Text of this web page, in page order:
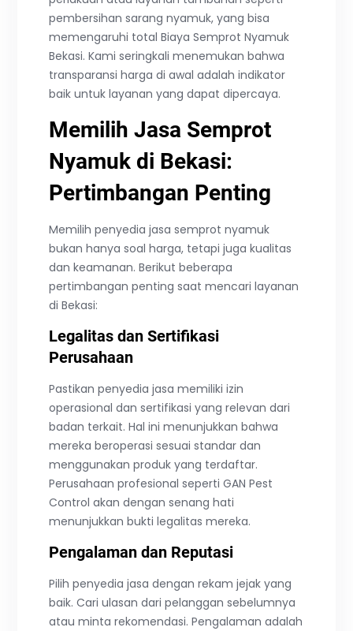
pembersihan sarang nyamuk, yang bisa
memengaruhi total Biaya Semprot Nyamuk
Bekasi. Kami seringkali menemukan bahwa
transparansi harga di awal adalah indikator
baik untuk layanan yang dapat dipercaya.
Memilih Jasa Semprot
Nyamuk di Bekasi:
Pertimbangan Penting
Memilih penyedia jasa semprot nyamuk
bukan hanya soal harga, tetapi juga kualitas
dan keamanan. Berikut beberapa
pertimbangan penting saat mencari layanan
di Bekasi:
Legalitas dan Sertifikasi
Perusahaan
Pastikan penyedia jasa memiliki izin
operasional dan sertifikasi yang relevan dari
badan terkait. Hal ini menunjukkan bahwa
mereka beroperasi sesuai standar dan
menggunakan produk yang terdaftar.
Perusahaan profesional seperti GAN Pest
Control akan dengan senang hati
menunjukkan bukti legalitas mereka.
Pengalaman dan Reputasi
Pilih penyedia jasa dengan rekam jejak yang
baik. Cari ulasan dari pelanggan sebelumnya
atau minta rekomendasi. Pengalaman adalah